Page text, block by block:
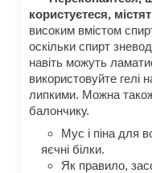
користуєтеся,
високим вмістом
оскільки спирт
навіть можуть
використовуйте гелі
липкими. Можна
балончику.
Мус і піна для
яєчні білки.
Як правило,